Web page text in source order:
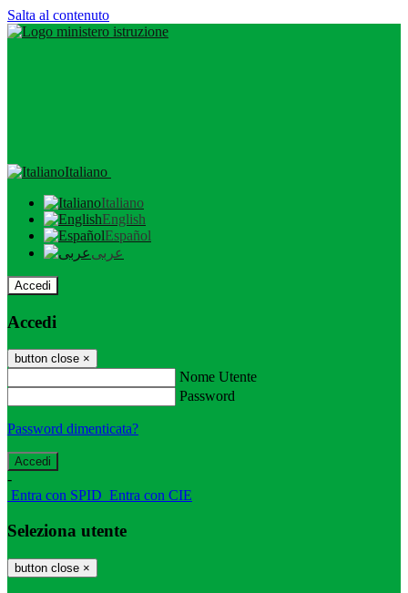
Salta al contenuto
Italiano
Italiano
English
Español
عربى
Accedi
Accedi
button close ×
Nome Utente
Password
Password dimenticata?
-
Entra con SPID Entra con CIE
Seleziona utente
button close ×